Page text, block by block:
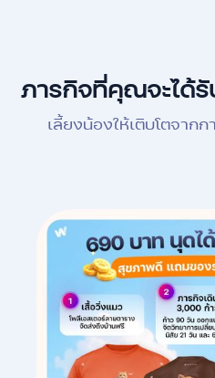
ภารกิจที่คุณจะได้
เลี้ยงน้องให้เติบโตจา